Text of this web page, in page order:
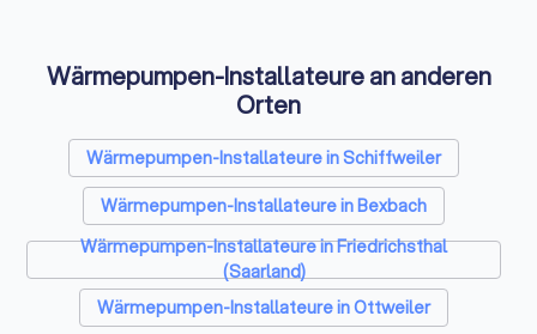
Kammerjäger in Neunkirchen/Saar
Trockenbauer in Neunkirchen/Saar
Sanitärinstallateure in Neunkirchen/Saar
Fliesenleger in Neunkirchen/Saar
Fensterbauer in Neunkirchen/Saar
Wärmepumpen-Installateure an anderen
Orten
Wärmepumpen-Installateure in Schiffweiler
Wärmepumpen-Installateure in Bexbach
Wärmepumpen-Installateure in Friedrichsthal
(Saarland)
Wärmepumpen-Installateure in Ottweiler